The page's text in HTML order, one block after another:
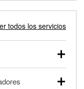
todos los servicios
y